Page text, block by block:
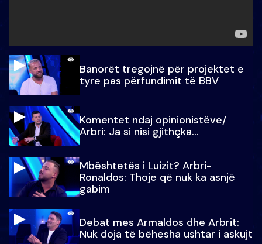
Banorët tregojnë për projektet e
tyre pas përfundimit të BBV
Komentet ndaj opinionistëve/
Arbri: Ja si nisi gjithçka…
Mbështetës i Luizit? Arbri-
Ronaldos: Thoje që nuk ka asnjë
gabim
Debat mes Armaldos dhe Arbrit:
Nuk doja të bëhesha ushtar i askujt